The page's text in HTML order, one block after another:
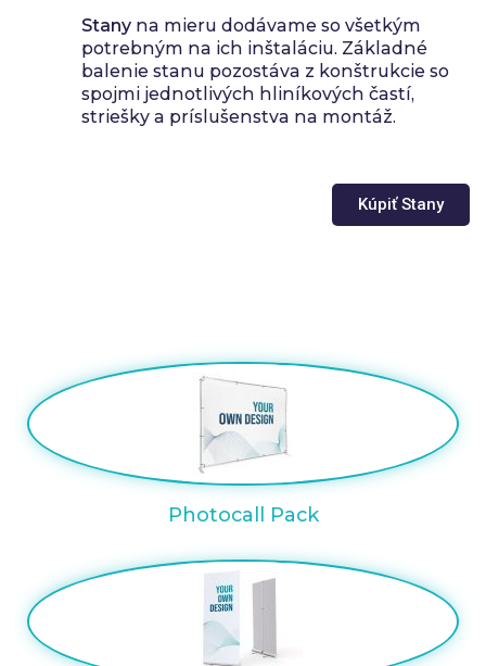
Stany na mieru dodávame so všetkým
potrebným na ich inštaláciu. Základné
balenie stanu pozostáva z konštrukcie so
spojmi jednotlivých hliníkových častí,
striešky a príslušenstva na montáž.
Kúpiť Stany
Photocall Pack